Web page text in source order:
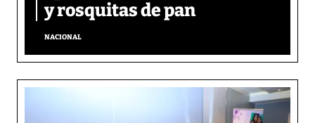
y rosquitas de pan
NACIONAL